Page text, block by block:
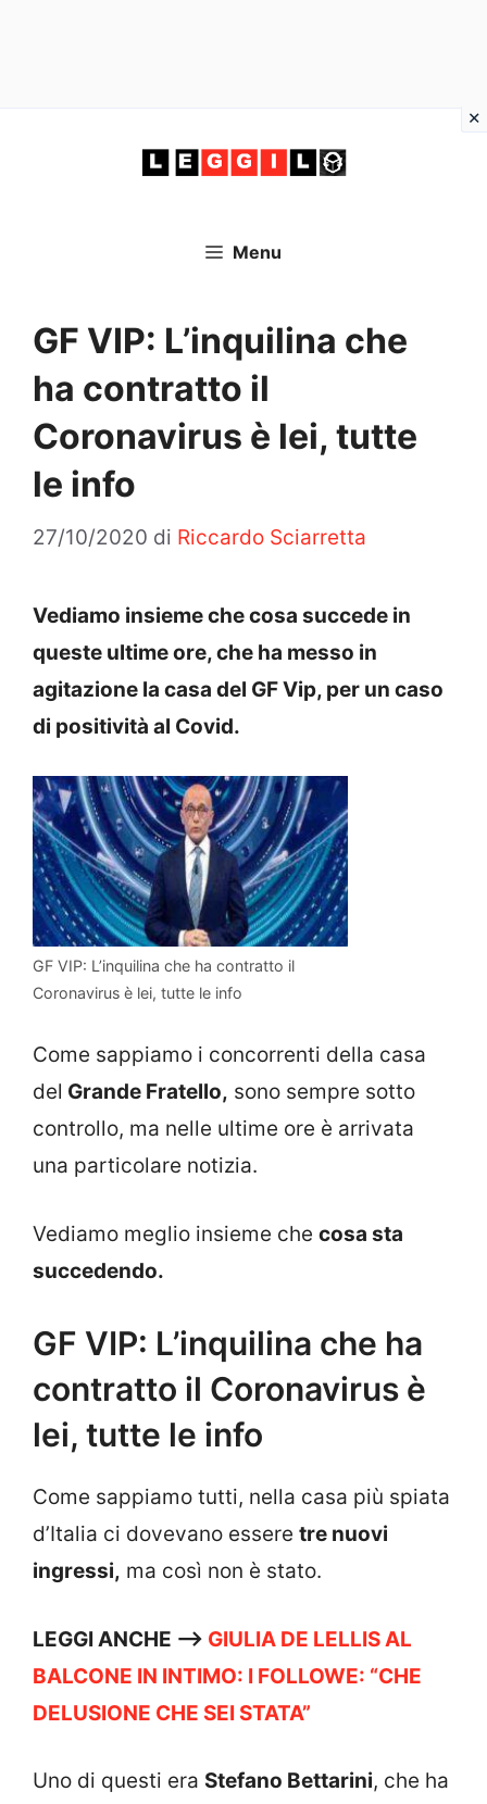
Menu
GF VIP: L’inquilina che
ha contratto il
Coronavirus è lei, tutte
le info
27/10/2020 di Riccardo Sciarretta
Vediamo insieme che cosa succede in
queste ultime ore, che ha messo in
agitazione la casa del GF Vip, per un caso
di positività al Covid.
GF VIP: L’inquilina che ha contratto il
Coronavirus è lei, tutte le info
Come sappiamo i concorrenti della casa
del Grande Fratello, sono sempre sotto
controllo, ma nelle ultime ore è arrivata
una particolare notizia.
Vediamo meglio insieme che cosa sta
succedendo.
GF VIP: L’inquilina che ha
contratto il Coronavirus è
lei, tutte le info
Come sappiamo tutti, nella casa più spiata
d’Italia ci dovevano essere tre nuovi
ingressi, ma così non è stato.
LEGGI ANCHE —-> GIULIA DE LELLIS AL
BALCONE IN INTIMO: I FOLLOWE: “CHE
DELUSIONE CHE SEI STATA”
Uno di questi era Stefano Bettarini, che ha